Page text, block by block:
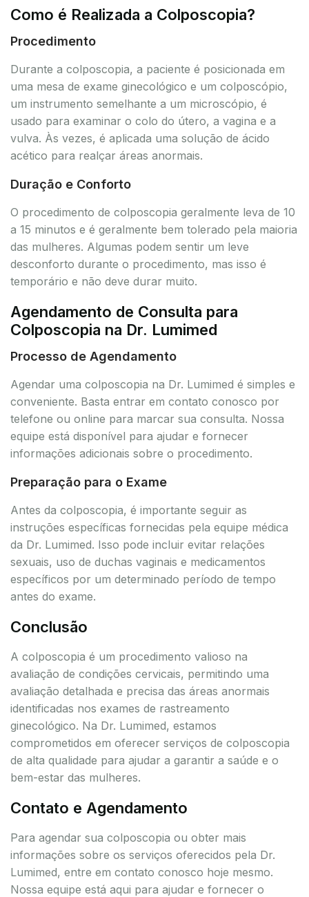
Como é Realizada a Colposcopia?
Procedimento
Durante a colposcopia, a paciente é posicionada em
uma mesa de exame ginecológico e um colposcópio,
um instrumento semelhante a um microscópio, é
usado para examinar o colo do útero, a vagina e a
vulva. Às vezes, é aplicada uma solução de ácido
acético para realçar áreas anormais.
Duração e Conforto
O procedimento de colposcopia geralmente leva de 10
a 15 minutos e é geralmente bem tolerado pela maioria
das mulheres. Algumas podem sentir um leve
desconforto durante o procedimento, mas isso é
temporário e não deve durar muito.
Agendamento de Consulta para
Colposcopia na Dr. Lumimed
Processo de Agendamento
Agendar uma colposcopia na Dr. Lumimed é simples e
conveniente. Basta entrar em contato conosco por
telefone ou online para marcar sua consulta. Nossa
equipe está disponível para ajudar e fornecer
informações adicionais sobre o procedimento.
Preparação para o Exame
Antes da colposcopia, é importante seguir as
instruções específicas fornecidas pela equipe médica
da Dr. Lumimed. Isso pode incluir evitar relações
sexuais, uso de duchas vaginais e medicamentos
específicos por um determinado período de tempo
antes do exame.
Conclusão
A colposcopia é um procedimento valioso na
avaliação de condições cervicais, permitindo uma
avaliação detalhada e precisa das áreas anormais
identificadas nos exames de rastreamento
ginecológico. Na Dr. Lumimed, estamos
comprometidos em oferecer serviços de colposcopia
de alta qualidade para ajudar a garantir a saúde e o
bem-estar das mulheres.
Contato e Agendamento
Para agendar sua colposcopia ou obter mais
informações sobre os serviços oferecidos pela Dr.
Lumimed, entre em contato conosco hoje mesmo.
Nossa equipe está aqui para ajudar e fornecer o